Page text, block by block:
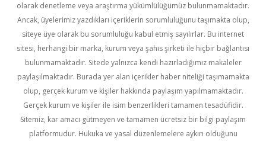
olarak denetleme veya araştırma yükümlülüğümüz bulunmamaktadır.
Ancak, üyelerimiz yazdıkları içeriklerin sorumluluğunu taşımakta olup,
siteye üye olarak bu sorumluluğu kabul etmiş sayılırlar. Bu internet
sitesi, herhangi bir marka, kurum veya şahıs şirketi ile hiçbir bağlantısı
bulunmamaktadır. Sitede yalnızca kendi hazırladığımız makaleler
paylaşılmaktadır. Burada yer alan içerikler haber niteliği taşımamakta
olup, gerçek kurum ve kişiler hakkında paylaşım yapılmamaktadır.
Gerçek kurum ve kişiler ile isim benzerlikleri tamamen tesadüfidir.
Sitemiz, kar amacı gütmeyen ve tamamen ücretsiz bir bilgi paylaşım
platformudur. Hukuka ve yasal düzenlemelere aykırı olduğunu